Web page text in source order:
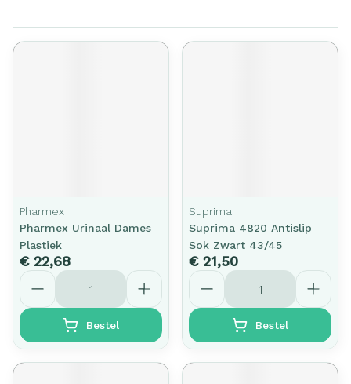
Pharmex
Pharmex Urinaal Dames
Plastiek
€ 22,68
Aantal
Bestel
Suprima
Suprima 4820 Antislip
Sok Zwart 43/45
€ 21,50
Aantal
Bestel